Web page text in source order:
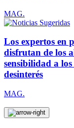
MAG.
Los expertos en
disfrutan de los
sensibilidad a
desinterés
MAG.